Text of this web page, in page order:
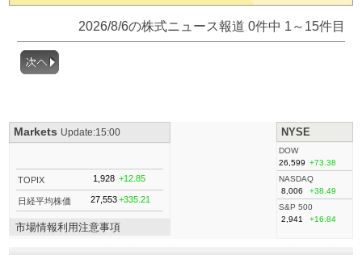
2026/8/6の株式ニュース報道 0件中 1～15件目
Markets Update:15:00
TOPIX 1,928 +12.85
日経平均株価 27,553+335.21
市場情報利用注意事項
NYSE
DOW
26,599 +73.38
NASDAQ
8,006
+38.49
S&P 500
2,941
+16.84